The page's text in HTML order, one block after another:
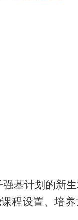
基计划的新
程设置、培